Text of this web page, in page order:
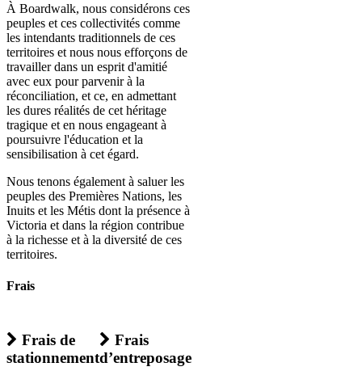
À Boardwalk, nous considérons ces
peuples et ces collectivités comme
les intendants traditionnels de ces
territoires et nous nous efforçons de
travailler dans un esprit d'amitié
avec eux pour parvenir à la
réconciliation, et ce, en admettant
les dures réalités de cet héritage
tragique et en nous engageant à
poursuivre l'éducation et la
sensibilisation à cet égard.
Nous tenons également à saluer les
peuples des Premières Nations, les
Inuits et les Métis dont la présence à
Victoria et dans la région contribue
à la richesse et à la diversité de ces
territoires.
Frais
Frais de
stationnement
Frais
d’entreposage